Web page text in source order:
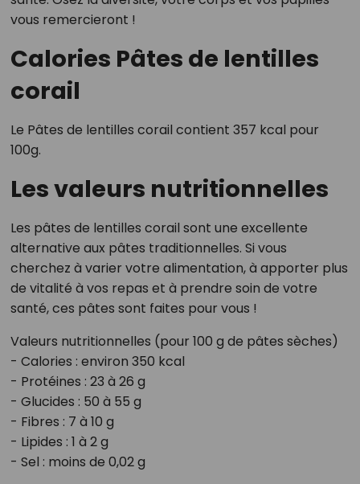
vous remercieront !
Calories Pâtes de lentilles
corail
Le Pâtes de lentilles corail contient 357 kcal pour
100g.
Les valeurs nutritionnelles
Les pâtes de lentilles corail sont une excellente
alternative aux pâtes traditionnelles. Si vous
cherchez à varier votre alimentation, à apporter plus
de vitalité à vos repas et à prendre soin de votre
santé, ces pâtes sont faites pour vous !
Valeurs nutritionnelles (pour 100 g de pâtes sèches)
- Calories : environ 350 kcal
- Protéines : 23 à 26 g
- Glucides : 50 à 55 g
- Fibres : 7 à 10 g
- Lipides : 1 à 2 g
- Sel : moins de 0,02 g